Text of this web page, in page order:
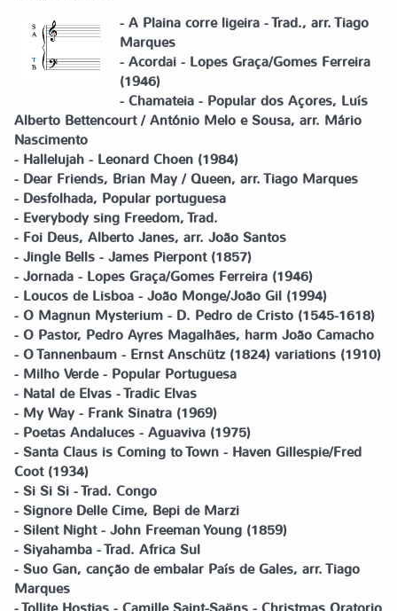
- A Plaina corre ligeira - Trad., arr. Tiago
Marques
- Acordai - Lopes Graça/Gomes Ferreira
(1946)
- Chamateia - Popular dos Açores, Luís
Alberto Bettencourt / António Melo e Sousa, arr. Mário
Nascimento
- Hallelujah - Leonard Choen (1984)
- Dear Friends, Brian May / Queen, arr. Tiago Marques
- Desfolhada, Popular portuguesa
- Everybody sing Freedom, Trad.
- Foi Deus, Alberto Janes, arr. João Santos
- Jingle Bells - James Pierpont (1857)
- Jornada - Lopes Graça/Gomes Ferreira (1946)
- Loucos de Lisboa - João Monge/João Gil (1994)
- O Magnun Mysterium - D. Pedro de Cristo (1545-1618)
- O Pastor, Pedro Ayres Magalhães, harm João Camacho
- O Tannenbaum - Ernst Anschütz (1824) variations (1910)
- Milho Verde - Popular Portuguesa
- Natal de Elvas - Tradic Elvas
- My Way - Frank Sinatra (1969)
- Poetas Andaluces - Aguaviva (1975)
- Santa Claus is Coming to Town - Haven Gillespie/Fred
Coot (1934)
- Si Si Si - Trad. Congo
- Signore Delle Cime, Bepi de Marzi
- Silent Night - John Freeman Young (1859)
- Siyahamba - Trad. Africa Sul
- Suo Gan, canção de embalar País de Gales, arr. Tiago
Marques